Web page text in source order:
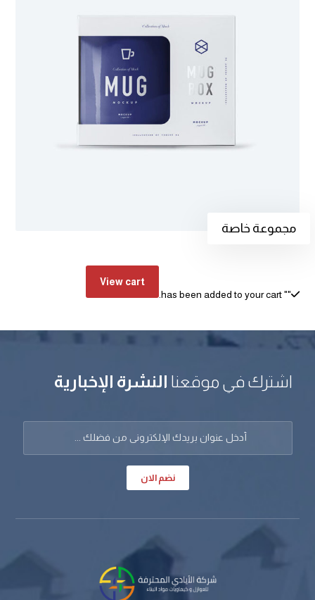
مجموعة خاصة
"
" has been added to your cart.
View cart
اشترك في موقعنا النشرة الإخبارية
نضم الان